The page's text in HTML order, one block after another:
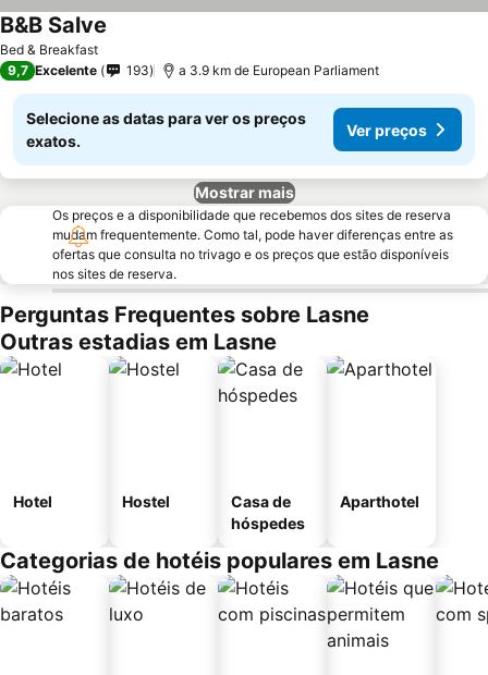
Bed & Breakfast
B&B Salve
9,7 Excelente 193 a 3.9 km de European Parliament
Selecione as datas para ver os preços
exatos.
Ver preços
Mostrar mais
Os preços e a disponibilidade que recebemos dos sites de reserva
mudam frequentemente. Como tal, pode haver diferenças entre as
ofertas que consulta no trivago e os preços que estão disponíveis
nos sites de reserva.
Perguntas Frequentes sobre Lasne
Outras estadias em Lasne
Hotel Hostel
Casa de
hóspedes
Aparthotel
Categorias de hotéis populares em Lasne